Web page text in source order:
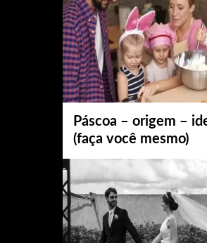
Páscoa – origem –
(faça você mesmo)